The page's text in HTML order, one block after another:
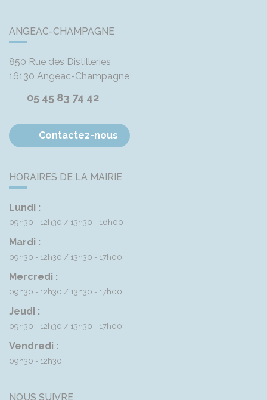
ANGEAC-CHAMPAGNE
850 Rue des Distilleries
16130 Angeac-Champagne
05 45 83 74 42
Contactez-nous
HORAIRES DE LA MAIRIE
Lundi :
09h30 - 12h30 13h30 - 16h00
Mardi :
09h30 - 12h30 13h30 - 17h00
Mercredi :
09h30 - 12h30 13h30 - 17h00
Jeudi :
09h30 - 12h30 13h30 - 17h00
Vendredi :
09h30 - 12h30
NOUS SUIVRE